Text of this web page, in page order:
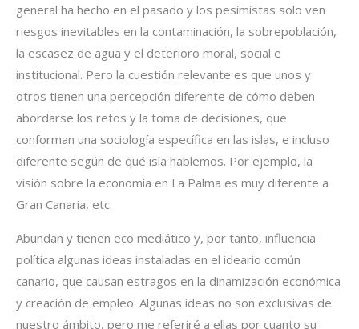
general ha hecho en el pasado y los pesimistas solo ven
riesgos inevitables en la contaminación, la sobrepoblación,
la escasez de agua y el deterioro moral, social e
institucional. Pero la cuestión relevante es que unos y
otros tienen una percepción diferente de cómo deben
abordarse los retos y la toma de decisiones, que
conforman una sociología específica en las islas, e incluso
diferente según de qué isla hablemos. Por ejemplo, la
visión sobre la economía en La Palma es muy diferente a
Gran Canaria, etc.
Abundan y tienen eco mediático y, por tanto, influencia
política algunas ideas instaladas en el ideario común
canario, que causan estragos en la dinamización económica
y creación de empleo. Algunas ideas no son exclusivas de
nuestro ámbito, pero me referiré a ellas por cuanto su